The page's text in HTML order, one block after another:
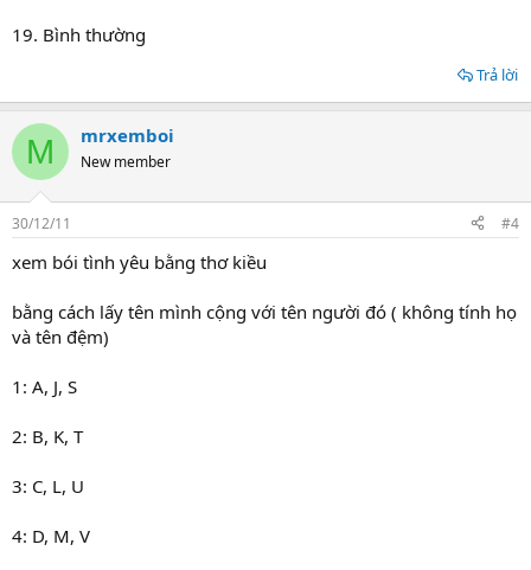
19. Bình thường
Trả lời
M mrxemboi
New member
30/12/11 #4
xem bói tình yêu bằng thơ kiều
bằng cách lấy tên mình cộng với tên người đó ( không tính họ
và tên đệm)
1: A, J, S
2: B, K, T
3: C, L, U
4: D, M, V